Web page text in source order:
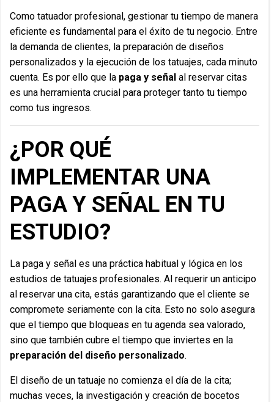
Como tatuador profesional, gestionar tu tiempo de manera
eficiente es fundamental para el éxito de tu negocio. Entre
la demanda de clientes, la preparación de diseños
personalizados y la ejecución de los tatuajes, cada minuto
cuenta. Es por ello que la paga y señal al reservar citas
es una herramienta crucial para proteger tanto tu tiempo
como tus ingresos.
¿POR QUÉ
IMPLEMENTAR UNA
PAGA Y SEÑAL EN TU
ESTUDIO?
La paga y señal es una práctica habitual y lógica en los
estudios de tatuajes profesionales. Al requerir un anticipo
al reservar una cita, estás garantizando que el cliente se
compromete seriamente con la cita. Esto no solo asegura
que el tiempo que bloqueas en tu agenda sea valorado,
sino que también cubre el tiempo que inviertes en la
preparación del diseño personalizado.
El diseño de un tatuaje no comienza el día de la cita;
muchas veces, la investigación y creación de bocetos